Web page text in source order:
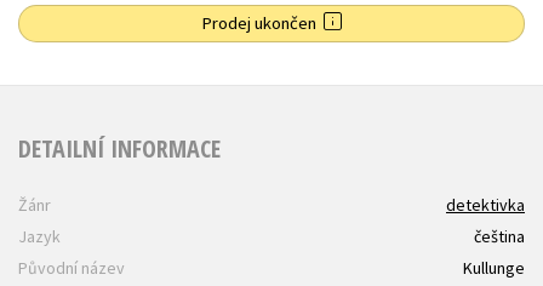
Prodej ukončen
DETAILNÍ INFORMACE
Žánr
detektivka
Jazyk
čeština
Původní název
Kullunge